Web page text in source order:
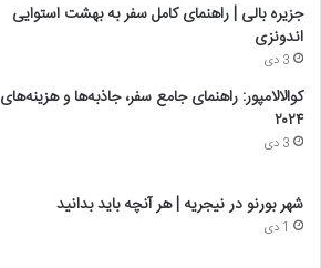
جزیره بالی | راهنمای کامل سفر به بهشت استوایی
اندونزی
3 دی
کوالالامپور: راهنمای جامع سفر، جاذبه‌ها و هزینه‌های
۲۰۲۴
3 دی
شهر بورنو در نیجریه | هر آنچه باید بدانید
1 دی